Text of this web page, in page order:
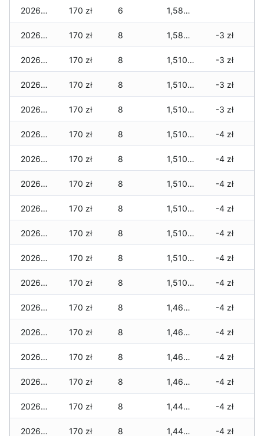
2026-03-05 170 zł 6 1,580 zł
2026-03-04 170 zł 8 1,580 zł -3 zł
2026-03-03 170 zł 8 1,510 zł -3 zł
2026-03-02 170 zł 8 1,510 zł -3 zł
2026-03-01 170 zł 8 1,510 zł -3 zł
2026-02-27 170 zł 8 1,510 zł -4 zł
2026-02-26 170 zł 8 1,510 zł -4 zł
2026-02-25 170 zł 8 1,510 zł -4 zł
2026-02-24 170 zł 8 1,510 zł -4 zł
2026-02-23 170 zł 8 1,510 zł -4 zł
2026-02-22 170 zł 8 1,510 zł -4 zł
2026-02-21 170 zł 8 1,510 zł -4 zł
2026-02-20 170 zł 8 1,460 zł -4 zł
2026-02-19 170 zł 8 1,460 zł -4 zł
2026-02-18 170 zł 8 1,460 zł -4 zł
2026-02-17 170 zł 8 1,460 zł -4 zł
2026-02-16 170 zł 8 1,440 zł -4 zł
2026-02-15 170 zł 8 1,440 zł -4 zł